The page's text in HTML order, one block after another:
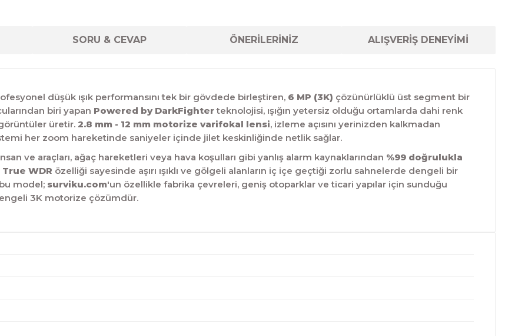
SORU & CEVAP ÖNERİLERİNİZ ALIŞVERİŞ DENEYİMİ
düşük ışık performansını tek bir gövdede birleştiren, 6 MP (3K) çözünürlüklü üst segment bir
biri yapan Powered by DarkFighterteknolojisi, ışığın yetersiz olduğu ortamlarda dahi renk
üretir. 2.8 mm - 12 mm motorize varifokal lensi, izleme açısını yerinizden kalkmadan
her zoom hareketinde saniyeler içinde jilet keskinliğinde netlik sağlar.
ve araçları, ağaç hareketleri veya hava koşulları gibi yanlış alarm kaynaklarından %99 doğrulukla
True WDR özelliği sayesinde aşırı ışıklı ve gölgeli alanların iç içe geçtiği zorlu sahnelerde dengeli bir
model; surviku.com'un özellikle fabrika çevreleri, geniş otoparklar ve ticari yapılar için sunduğu
3K motorize çözümdür.